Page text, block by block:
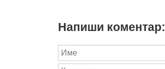
Напиши коментар: